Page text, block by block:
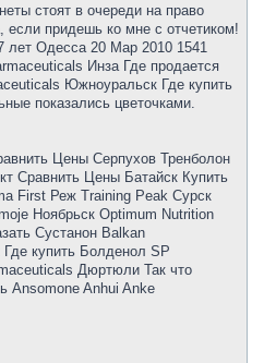
стоят в очереди на право
если придешь ко мне с отчетиком!
лет Одесса 20 Мар 2010 1541
Инза Где продается
Южноуральск Где купить
показались цветочками.
Цены Серпухов Тренболон
Сравнить Цены Батайск Купить
First Реж Training Peak Сурск
Ноябрьск Optimum Nutrition
Сустанон Balkan
купить Болденол SP
Дюртюли Так что
Ansomone Anhui Anke